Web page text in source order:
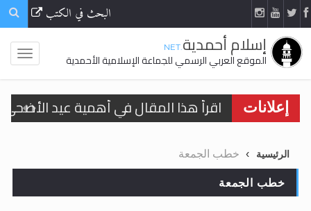
البحث في الكتب
إسلام أحمدية.NET
الموقع العربي الرسمي للجماعة الإسلامية الأحمدية
إعلانات
اقرأ هذا المقال في أهمية عيد
تعميم هامّ لأفراد الجماعة >> المزيد
تعميم هامّ لأفراد الجماعة >> المزيد
الرئيسية خطب الجمعة
خطب الجمعة